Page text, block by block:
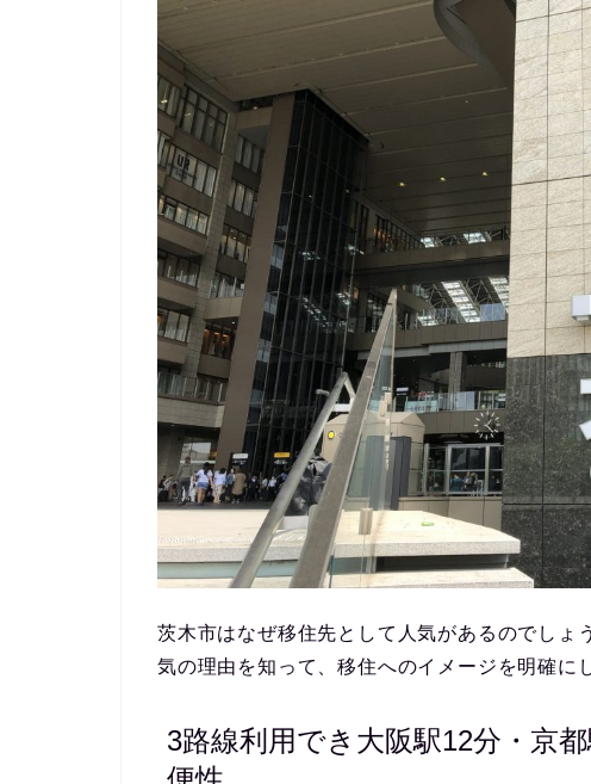
茨木市はなぜ移住先として人気があるのでしょ
気の理由を知って、移住へのイメージを明確に
3路線利用でき大阪駅12分・京